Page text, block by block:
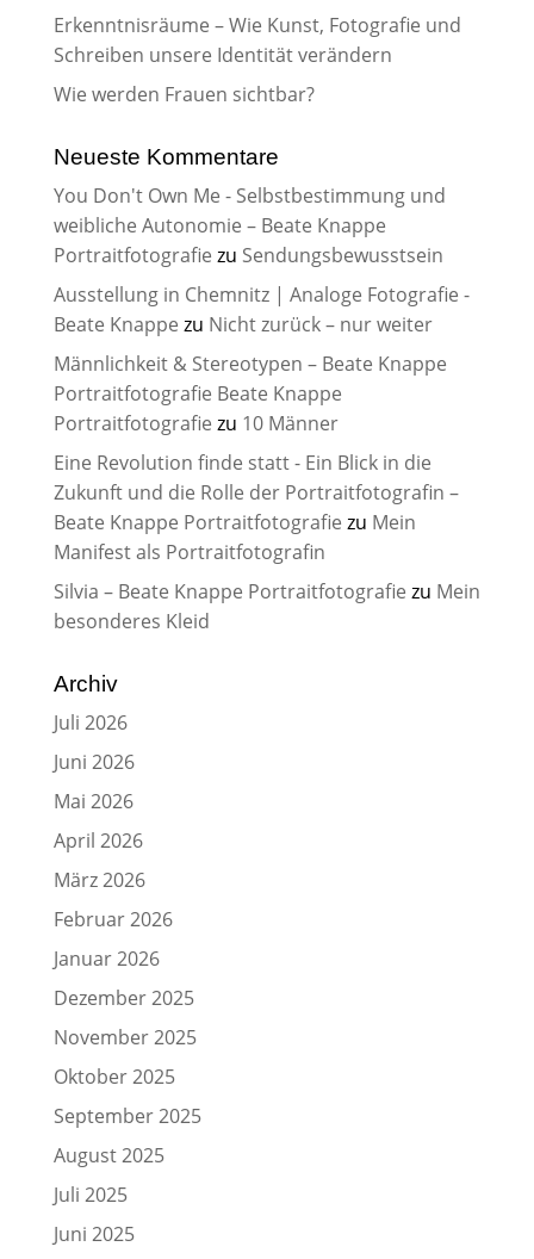
Erkenntnisräume – Wie Kunst, Fotografie und
Schreiben unsere Identität verändern
Wie werden Frauen sichtbar?
Neueste Kommentare
You Don't Own Me - Selbstbestimmung und
weibliche Autonomie – Beate Knappe
Portraitfotografie zu Sendungsbewusstsein
Ausstellung in Chemnitz | Analoge Fotografie -
Beate Knappe zu Nicht zurück – nur weiter
Männlichkeit & Stereotypen – Beate Knappe
Portraitfotografie Beate Knappe
Portraitfotografie zu 10 Männer
Eine Revolution finde statt - Ein Blick in die
Zukunft und die Rolle der Portraitfotografin –
Beate Knappe Portraitfotografie zu Mein
Manifest als Portraitfotografin
Silvia – Beate Knappe Portraitfotografie zu Mein
besonderes Kleid
Archiv
Juli 2026
Juni 2026
Mai 2026
April 2026
März 2026
Februar 2026
Januar 2026
Dezember 2025
November 2025
Oktober 2025
September 2025
August 2025
Juli 2025
Juni 2025